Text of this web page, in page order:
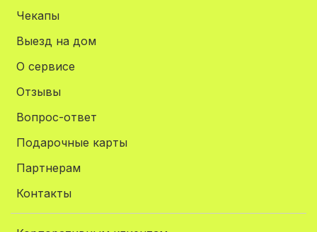
Чекапы
Выезд на дом
О сервисе
Отзывы
Вопрос-ответ
Подарочные карты
Партнерам
Контакты